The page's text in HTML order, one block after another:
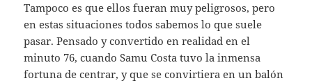
Tampoco es que ellos fueran muy peligrosos, pero
en estas situaciones todos sabemos lo que suele
pasar. Pensado y convertido en realidad en el
minuto 76, cuando Samu Costa tuvo la inmensa
fortuna de centrar, y que se convirtiera en un balón